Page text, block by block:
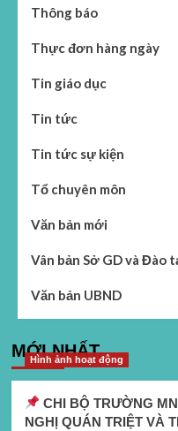
Thông báo
Thực đơn hàng ngày
Tin giáo dục
Tin tức
Tin tức sự kiện
Tổ chuyên môn
Văn bản mới
Vân bản Sở GD và Đào
Văn bản UBND
MỚI NHẤT
Hình ảnh hoạt động
CHI BỘ TRƯỜNG
NGHỊ QUÁN TRIỆT VÀ